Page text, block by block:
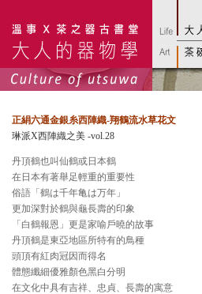
正絹六通金銀糸西陣織-翔鶴流水草花文
琳派X西陣織之美 -vol.28
丹頂鶴也叫仙鶴或日本鶴
在日本有著舉足輕重的重要性
俗語「鶴は千年亀は万年」
更加深對於鶴與龜長壽的印象
「白鶴報恩」更是家喻戶曉的故事
丹頂鶴是東亞地區所特有的鳥種
頭頂有紅肉冠因而得名
體態纖細優雅顏色黑白分明
在文化中具有吉祥、忠貞、長壽的寓意